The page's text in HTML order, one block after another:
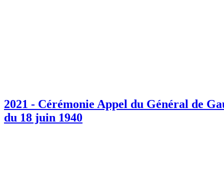
2021 - Cérémonie Appel du Général de
du 18 juin 1940